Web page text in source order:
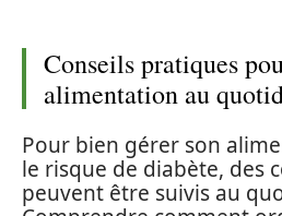
Conseils pratiques
alimentation au
Pour bien gérer son
le risque de diabète, des
peuvent être suivis au